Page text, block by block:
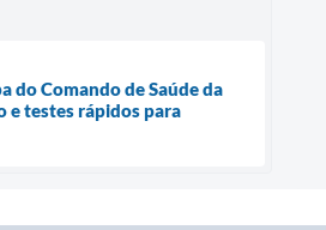
do Comando de Saúde da
e testes rápidos para